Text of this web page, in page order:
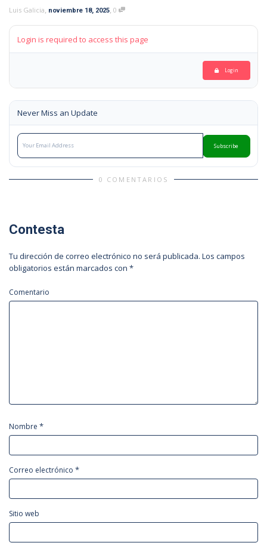
Luis Galicia, noviembre 18, 2025, 0
Login is required to access this page
Login
Never Miss an Update
Subscribe
0 COMENTARIOS
Contesta
Tu dirección de correo electrónico no será publicada. Los campos
obligatorios están marcados con *
Comentario
Nombre *
Correo electrónico *
Sitio web